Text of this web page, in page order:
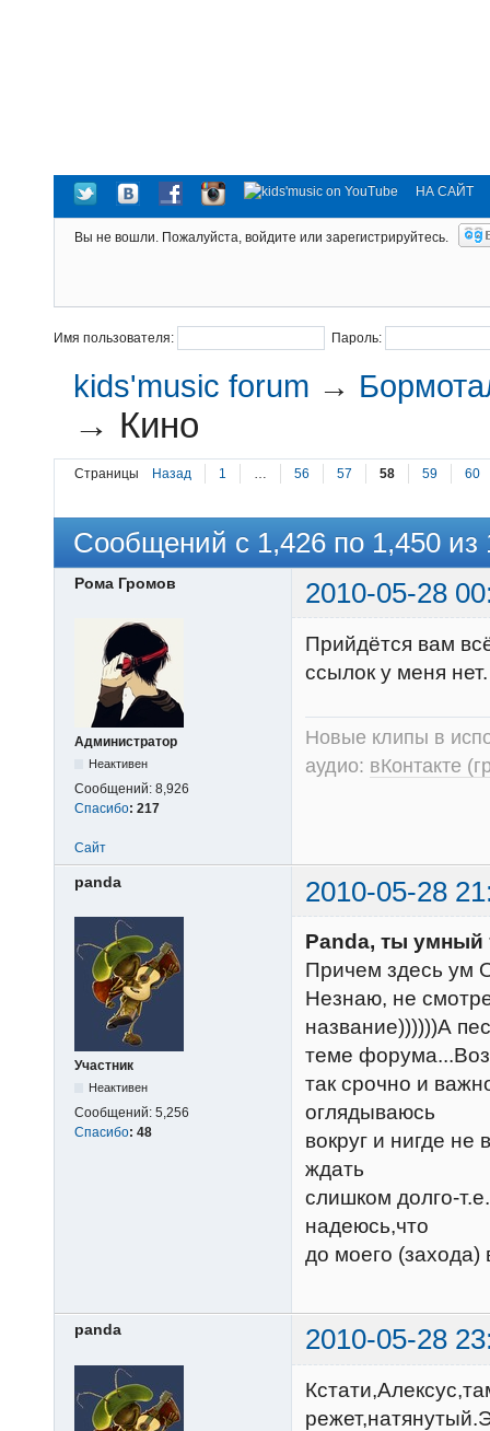
НА САЙТ
Вы не вошли. Пожалуйста, войдите или зарегистрируйтесь.
Имя пользователя: Пароль:
kids'music forum →
→ Кино
Страницы Назад 1 … 56 57 58 59 60
Сообщений с 1,426 по 1,450 из
Рома Громов 2010-05-28
Администратор
Неактивен
Сообщений: 8,926
Спасибо: 217
Прийдётся вам
ссылок у меня нет.
Новые клипы в
аудио: вКонтакте
Сайт
panda 2010-05-28
Участник
Неактивен
Сообщений: 5,256
Спасибо: 48
Panda, ты умный
Причем здесь ум
Незнаю, не
название))))))А
теме
так срочно и
оглядываюсь
вокруг и нигде
ждать
слишком долго-
надеюсь,что
до моего
panda 2010-05-28